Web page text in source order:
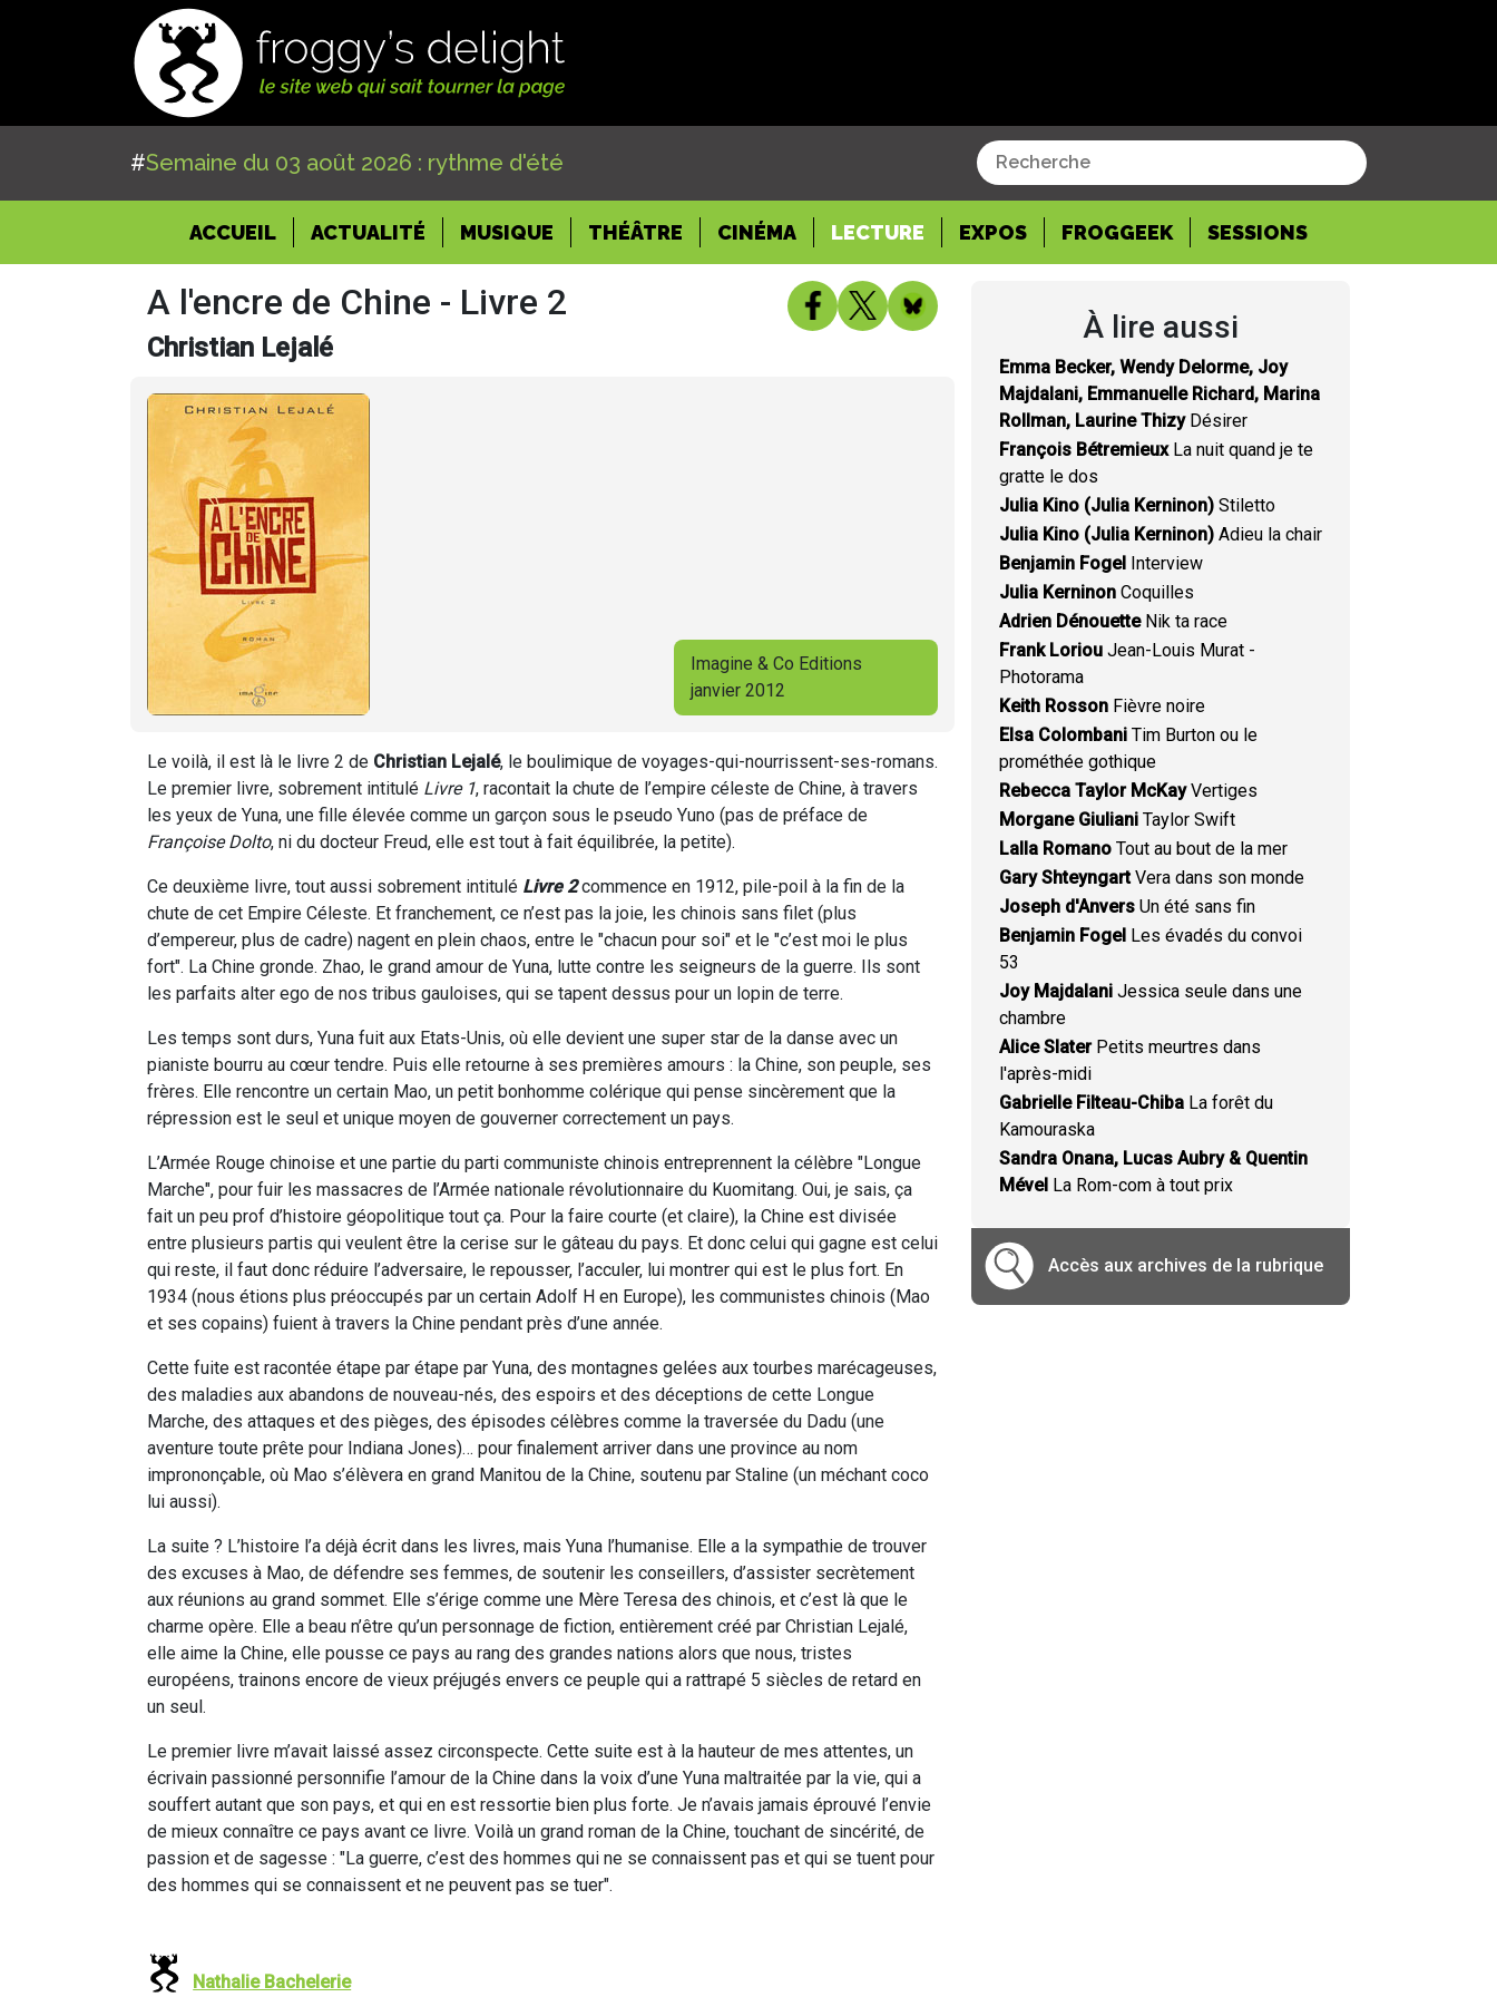
#Semaine du 03 août 2026 : rythme d'été
ACCUEIL(CURRENT)
ACTUALITÉ MUSIQUE THÉÂTRE CINÉMA LECTURE EXPOS FROGGEEK SESSIONS
A l'encre de Chine - Livre 2
Christian Lejalé
Imagine & Co Editions
janvier 2012
Le voilà, il est là le livre 2 de Christian Lejalé, le boulimique de voyages-qui-nourrissent-ses-romans.
Le premier livre, sobrement intitulé Livre 1, racontait la chute de l’empire céleste de Chine, à travers
les yeux de Yuna, une fille élevée comme un garçon sous le pseudo Yuno (pas de préface de
Françoise Dolto, ni du docteur Freud, elle est tout à fait équilibrée, la petite).
Ce deuxième livre, tout aussi sobrement intitulé Livre 2commence en 1912, pile-poil à la fin de la
chute de cet Empire Céleste. Et franchement, ce n’est pas la joie, les chinois sans filet (plus
d’empereur, plus de cadre) nagent en plein chaos, entre le "chacun pour soi" et le "c’est moi le plus
fort". La Chine gronde. Zhao, le grand amour de Yuna, lutte contre les seigneurs de la guerre. Ils sont
les parfaits alter ego de nos tribus gauloises, qui se tapent dessus pour un lopin de terre.
Les temps sont durs, Yuna fuit aux Etats-Unis, où elle devient une super star de la danse avec un
pianiste bourru au cœur tendre. Puis elle retourne à ses premières amours : la Chine, son peuple, ses
frères. Elle rencontre un certain Mao, un petit bonhomme colérique qui pense sincèrement que la
répression est le seul et unique moyen de gouverner correctement un pays.
L’Armée Rouge chinoise et une partie du parti communiste chinois entreprennent la célèbre "Longue
Marche", pour fuir les massacres de l’Armée nationale révolutionnaire du Kuomitang. Oui, je sais, ça
fait un peu prof d’histoire géopolitique tout ça. Pour la faire courte (et claire), la Chine est divisée
entre plusieurs partis qui veulent être la cerise sur le gâteau du pays. Et donc celui qui gagne est celui
qui reste, il faut donc réduire l’adversaire, le repousser, l’acculer, lui montrer qui est le plus fort. En
1934 (nous étions plus préoccupés par un certain Adolf H en Europe), les communistes chinois (Mao
et ses copains) fuient à travers la Chine pendant près d’une année.
Cette fuite est racontée étape par étape par Yuna, des montagnes gelées aux tourbes marécageuses,
des maladies aux abandons de nouveau-nés, des espoirs et des déceptions de cette Longue
Marche, des attaques et des pièges, des épisodes célèbres comme la traversée du Dadu (une
aventure toute prête pour Indiana Jones)… pour finalement arriver dans une province au nom
imprononçable, où Mao s’élèvera en grand Manitou de la Chine, soutenu par Staline (un méchant coco
lui aussi).
La suite ? L’histoire l’a déjà écrit dans les livres, mais Yuna l’humanise. Elle a la sympathie de trouver
des excuses à Mao, de défendre ses femmes, de soutenir les conseillers, d’assister secrètement
aux réunions au grand sommet. Elle s’érige comme une Mère Teresa des chinois, et c’est là que le
charme opère. Elle a beau n’être qu’un personnage de fiction, entièrement créé par Christian Lejalé,
elle aime la Chine, elle pousse ce pays au rang des grandes nations alors que nous, tristes
européens, trainons encore de vieux préjugés envers ce peuple qui a rattrapé 5 siècles de retard en
un seul.
Le premier livre m’avait laissé assez circonspecte. Cette suite est à la hauteur de mes attentes, un
écrivain passionné personnifie l’amour de la Chine dans la voix d’une Yuna maltraitée par la vie, qui a
souffert autant que son pays, et qui en est ressortie bien plus forte. Je n’avais jamais éprouvé l’envie
de mieux connaître ce pays avant ce livre. Voilà un grand roman de la Chine, touchant de sincérité, de
passion et de sagesse : "La guerre, c’est des hommes qui ne se connaissent pas et qui se tuent pour
des hommes qui se connaissent et ne peuvent pas se tuer".
Nathalie Bachelerie
À lire aussi
Emma Becker, Wendy Delorme, Joy
Majdalani, Emmanuelle Richard, Marina
Rollman, Laurine ThizyDésirer
François BétremieuxLa nuit quand je te
gratte le dos
Julia Kino (Julia Kerninon) Stiletto
Julia Kino (Julia Kerninon) Adieu la chair
Benjamin Fogel Interview
Julia Kerninon Coquilles
Adrien DénouetteNik ta race
Frank Loriou Jean-Louis Murat -
Photorama
Keith Rosson Fièvre noire
Elsa Colombani Tim Burton ou le
prométhée gothique
Rebecca Taylor McKayVertiges
Morgane Giuliani Taylor Swift
Lalla Romano Tout au bout de la mer
Gary ShteyngartVera dans son monde
Joseph d'Anvers Un été sans fin
Benjamin Fogel Les évadés du convoi
53
Joy Majdalani Jessica seule dans une
chambre
Alice SlaterPetits meurtres dans
l'après-midi
Gabrielle Filteau-Chiba La forêt du
Kamouraska
Sandra Onana, Lucas Aubry & Quentin
Mével La Rom-com à tout prix
Accès aux archives de la rubrique